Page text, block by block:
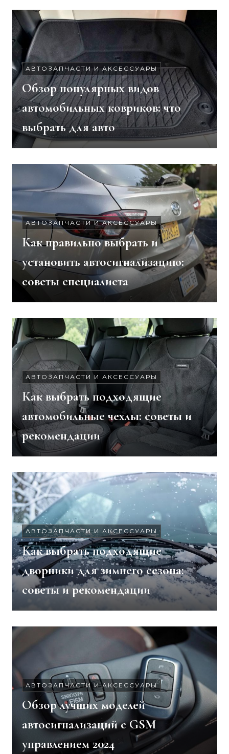
АВТОЗАПЧАСТИ И АКСЕССУАРЫ
Обзор популярных видов
автомобильных ковриков: что
выбрать для авто
АВТОЗАПЧАСТИ И АКСЕССУАРЫ
Как правильно выбрать и
установить автосигнализацию:
советы специалиста
АВТОЗАПЧАСТИ И АКСЕССУАРЫ
Как выбрать подходящие
автомобильные чехлы: советы и
рекомендации
АВТОЗАПЧАСТИ И АКСЕССУАРЫ
Как выбрать подходящие
дворники для зимнего сезона:
советы и рекомендации
АВТОЗАПЧАСТИ И АКСЕССУАРЫ
Обзор лучших моделей
автосигнализаций с GSM
управлением 2024